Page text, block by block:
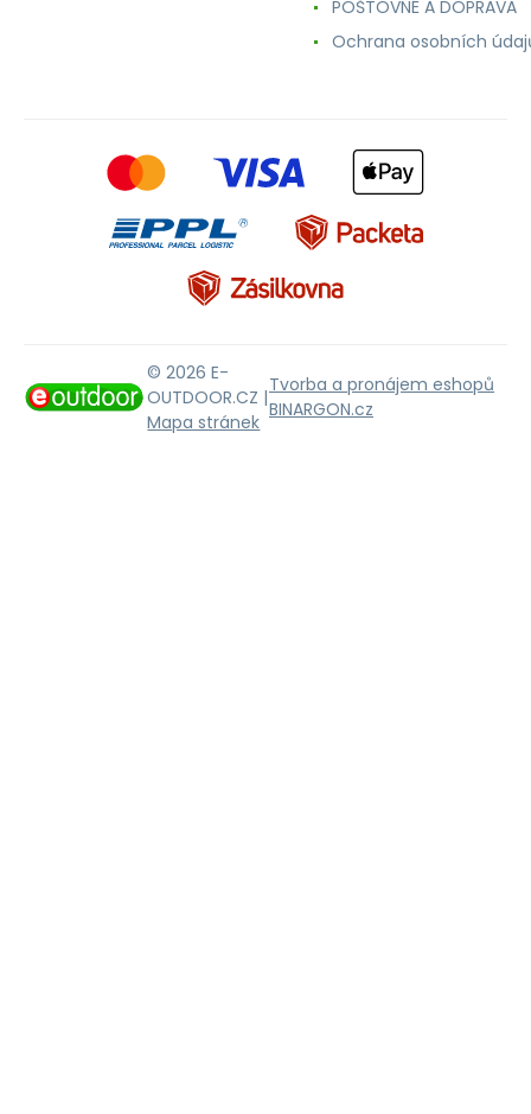
POŠTOVNÉ A DOPRAVA
Ochrana osobních
© 2026 E-
OUTDOOR.CZ |
Mapa stránek
Tvorba a pronájem eshopů
BINARGON.cz